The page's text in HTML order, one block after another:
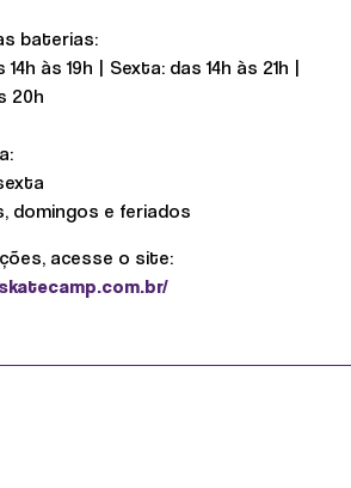
baterias:
às 19h | Sexta: das 14h às 21h |
20h
domingos e feriados
acesse o site: